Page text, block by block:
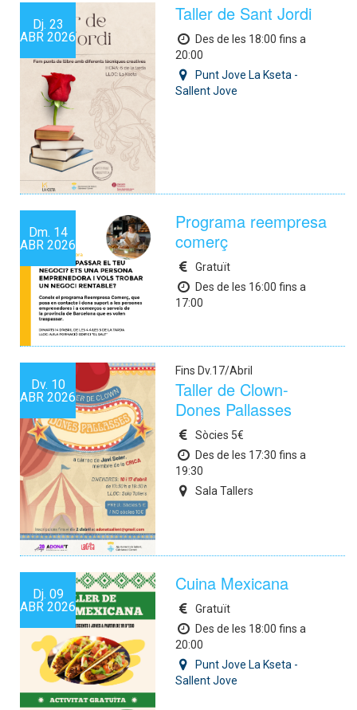
Dj. 23
ABR 2026
Taller de Sant Jordi
Des de les 18:00 fins a
20:00
Punt Jove La Kseta -
Sallent Jove
Dm. 14
ABR 2026
Programa reempresa
comerç
Gratuït
Des de les 16:00 fins a
17:00
Dv. 10
ABR 2026
Fins Dv.17/Abril
Taller de Clown-
Dones Pallasses
Sòcies 5€
Des de les 17:30 fins a
19:30
Sala Tallers
Dj. 09
ABR 2026
Cuina Mexicana
Gratuït
Des de les 18:00 fins a
20:00
Punt Jove La Kseta -
Sallent Jove